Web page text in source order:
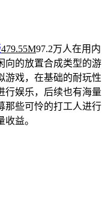
479.55M97.2万人在用 内
向的放置合成类型的游
游戏，在基础的耐玩性
行娱乐，后续也有海量
那些可怜的打工人进行
益。